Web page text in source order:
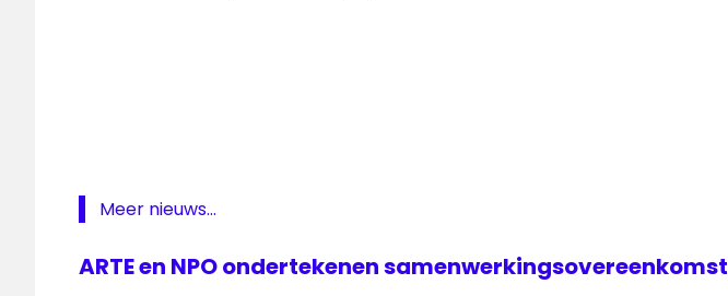
steun
Meer nieuws...
ARTE en NPO ondertekenen samenwerkingsovereenkomst